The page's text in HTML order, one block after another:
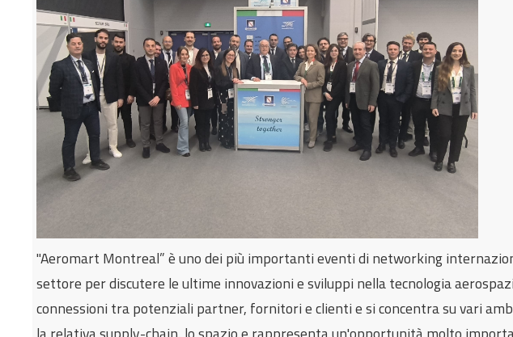
"Aeromart Montreal” è uno dei più importanti eventi di networking
settore per discutere le ultime innovazioni e sviluppi nella tecnologia
connessioni tra potenziali partner, fornitori e clienti e si concentra su vari